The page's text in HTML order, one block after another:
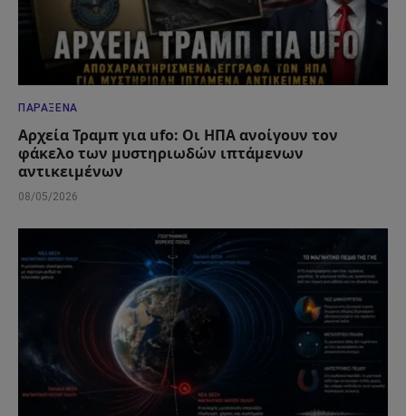
ΠΑΡΆΞΕΝΑ
Αρχεία Τραμπ για ufo: Οι ΗΠΑ ανοίγουν τον
φάκελο των μυστηριωδών ιπτάμενων
αντικειμένων
08/05/2026